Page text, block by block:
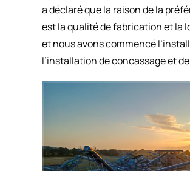
a déclaré que la raison de la
est la qualité de fabrication et la
et nous avons commencé
l’installation de concassage et